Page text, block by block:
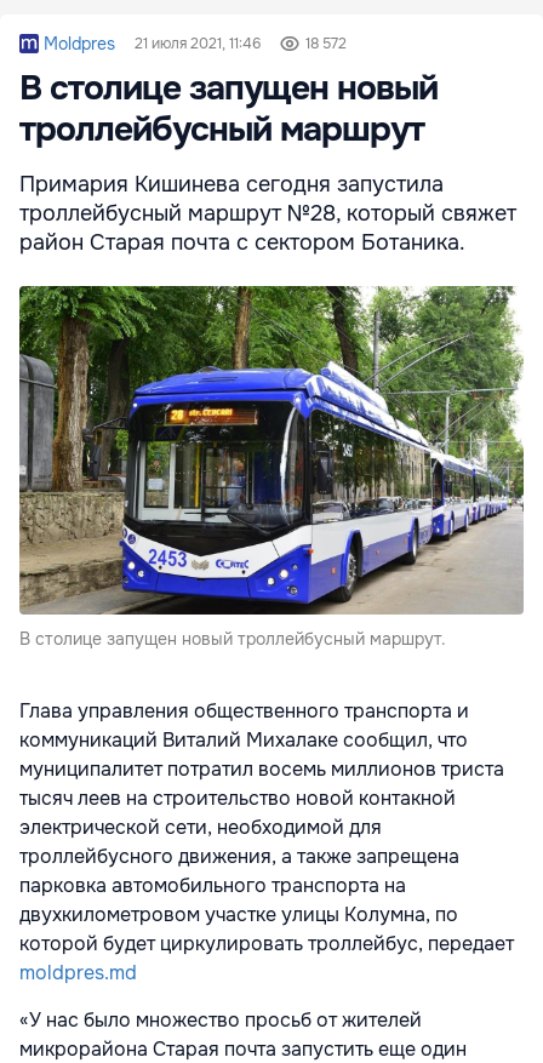
Moldpres 21 июля 2021, 11:46 18 572
В столице запущен новый
троллейбусный маршрут
Примария Кишинева сегодня запустила
троллейбусный маршрут №28, который свяжет
район Старая почта с сектором Ботаника.
В столице запущен новый троллейбусный маршрут.
Глава управления общественного транспорта и
коммуникаций Виталий Михалаке сообщил, что
муниципалитет потратил восемь миллионов триста
тысяч леев на строительство новой контакной
электрической сети, необходимой для
троллейбусного движения, а также запрещена
парковка автомобильного транспорта на
двухкилометровом участке улицы Колумна, по
которой будет циркулировать троллейбус, передает
moldpres.md
«У нас было множество просьб от жителей
микрорайона Старая почта запустить еще один